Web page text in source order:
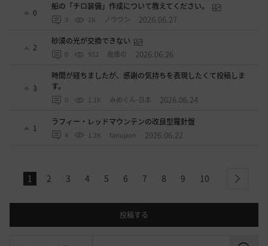
0
船の「チロ装備」作成について教えてください。
3 1K ノウワン 2026.06.27
2
砂漠の光が交換できない
0 932 倉庫の 2026.06.26
3
時間が経ちましたが、感謝の気持ちを表現したくて投稿しま
す。
0 1.1K みめぐん-日本 2026.06.24
1
ラフィー・レッドマウンテンの改良型羅針盤
4 1.2K tanupon 2026.06.22
1 2 3 4 5 6 7 8 9 10 next
投稿する